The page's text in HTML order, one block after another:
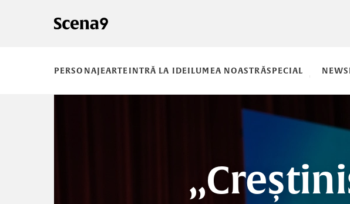
PERSONAJEARTEINTRĂ LA IDEILUMEA NOASTRĂSPECIAL